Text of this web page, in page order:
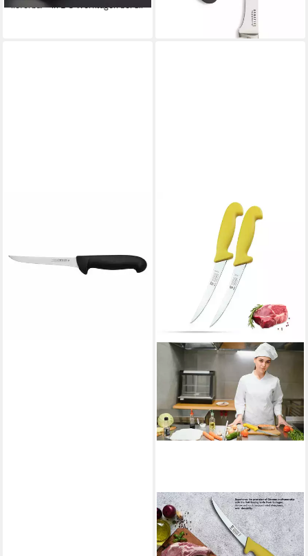
lieferbar - in 2-3 Werktagen bei dir
lieferbar - in 2-3 Werktagen bei dir
lieferbar - in 2-3 Werktagen bei dir
SMI
Ausbeinmesser 2-tlg - 6 Zoll
Ausbeinmesser Solingen